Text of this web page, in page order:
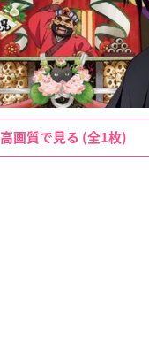
高画質で見る (全1枚)